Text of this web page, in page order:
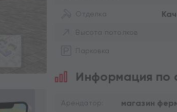
Отделка
Высота потолков
Парковка
Информация по
Арендатор: магазин